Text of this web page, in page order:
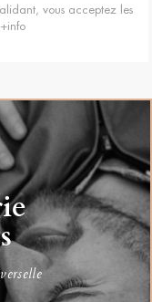
vous acceptez les
+info